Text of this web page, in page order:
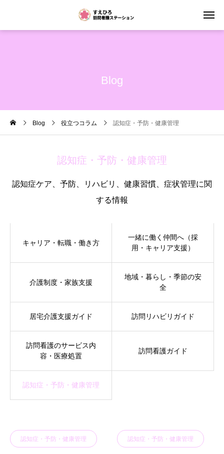
Blog
Blog 役立つコラム 認知症・予防・健康管理
認知症・予防・健康管理
認知症ケア、予防、リハビリ、健康習慣、症状管理に関
する情報
キャリア・転職・働き方
一緒に働く仲間へ（採
用・キャリア支援）
介護制度・家族支援
地域・暮らし・季節の安
全
居宅介護支援ガイド 訪問リハビリガイド
訪問看護のサービス内
容・医療処置
訪問看護ガイド
認知症・予防・健康管理
認知症・予防・健康管理 認知症・予防・健康管理